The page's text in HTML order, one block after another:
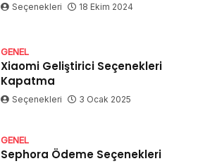
Seçenekleri 18 Ekim 2024
GENEL
Xiaomi Geliştirici Seçenekleri
Kapatma
Seçenekleri 3 Ocak 2025
GENEL
Sephora Ödeme Seçenekleri